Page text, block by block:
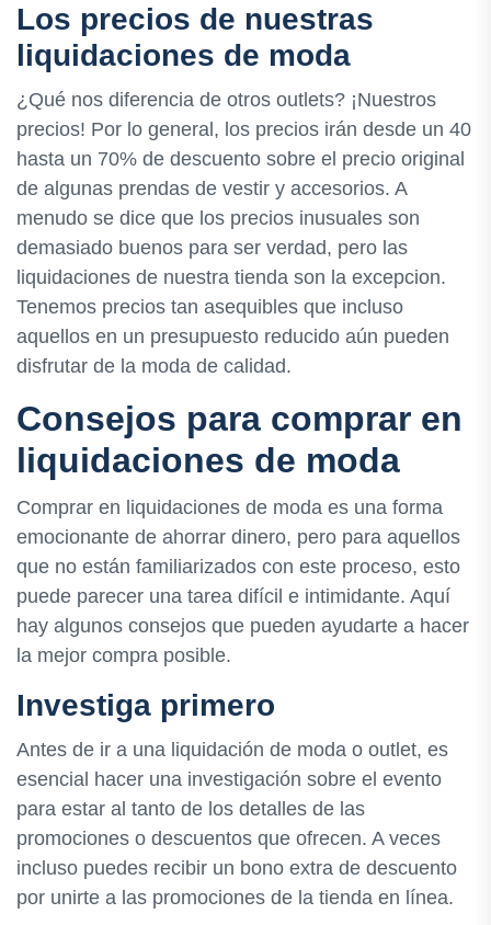
Los precios de nuestras
liquidaciones de moda
¿Qué nos diferencia de otros outlets? ¡Nuestros
precios! Por lo general, los precios irán desde un 40
hasta un 70% de descuento sobre el precio original
de algunas prendas de vestir y accesorios. A
menudo se dice que los precios inusuales son
demasiado buenos para ser verdad, pero las
liquidaciones de nuestra tienda son la excepcion.
Tenemos precios tan asequibles que incluso
aquellos en un presupuesto reducido aún pueden
disfrutar de la moda de calidad.
Consejos para comprar en
liquidaciones de moda
Comprar en liquidaciones de moda es una forma
emocionante de ahorrar dinero, pero para aquellos
que no están familiarizados con este proceso, esto
puede parecer una tarea difícil e intimidante. Aquí
hay algunos consejos que pueden ayudarte a hacer
la mejor compra posible.
Investiga primero
Antes de ir a una liquidación de moda o outlet, es
esencial hacer una investigación sobre el evento
para estar al tanto de los detalles de las
promociones o descuentos que ofrecen. A veces
incluso puedes recibir un bono extra de descuento
por unirte a las promociones de la tienda en línea.